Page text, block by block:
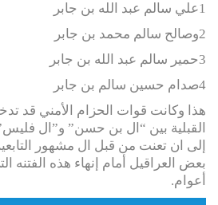
1علي سالم عبد الله بن جابر
2وصالح سالم محمد بن جابر
3حمير سالم عبد الله بن جابر
4صدام حسين سالم بن جابر
هذا وكانت قوات الحزام الأمني قد
القبلية بين “ال بن حسن” و”ال
إلى ان تعنت من قبل ال مشهور
بعض العراقيل أمام إنهاء هذه الفتنه
أعوام.